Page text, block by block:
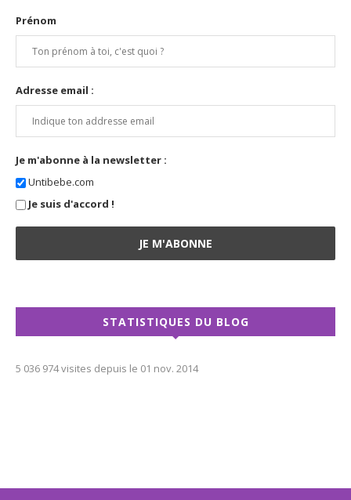
Prénom
Adresse email :
Je m'abonne à la newsletter :
Untibebe.com
Je suis d'accord !
STATISTIQUES DU BLOG
5 036 974 visites depuis le 01 nov. 2014